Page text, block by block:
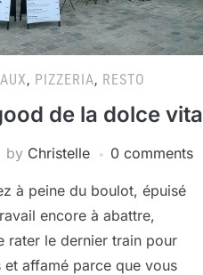
, PIZZERIA, RESTO
de la dolce vita
by Christelle 0 comments
à peine du boulot, épuisé
encore à abattre,
rater le dernier train pour
et affamé parce que vous